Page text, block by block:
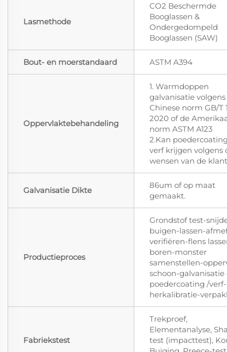
Lasmethode
CO2 Beschermde
Booglassen &
Ondergedompeld
Booglassen (SAW)
Bout- en moerstandaard ASTM A394
Oppervlaktebehandeling
1. Warmdoppen
galvanisatie
Chinese norm GB/T
2020 of de
norm ASTM A123
2.Kan
verf krijgen volgens
wensen van de klant
Galvanisatie Dikte
86um of op maat
gemaakt.
Productieproces
Grondstof test-
buigen-lassen-
verifiëren-flens
boren-monster
samenstellen-
schoon-galvanisatie
poedercoating /verf-
herkalibratie-
Fabriekstest
Trekproef,
Elementanalyse,
test (impacttest),